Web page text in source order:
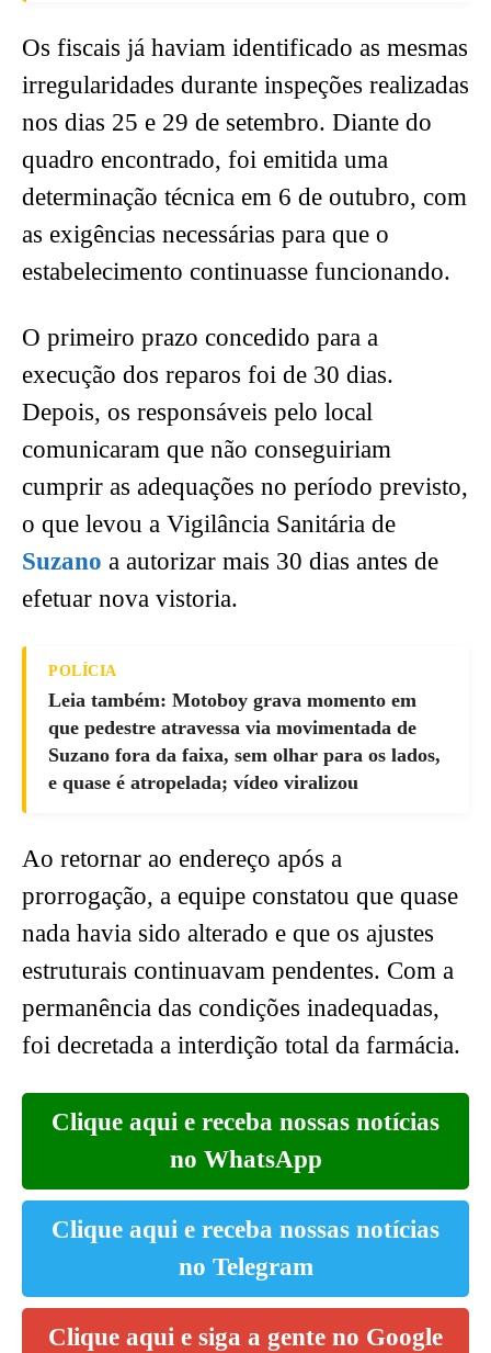
Os fiscais já haviam identificado as mesmas
irregularidades durante inspeções realizadas
nos dias 25 e 29 de setembro. Diante do
quadro encontrado, foi emitida uma
determinação técnica em 6 de outubro, com
as exigências necessárias para que o
estabelecimento continuasse funcionando.
O primeiro prazo concedido para a
execução dos reparos foi de 30 dias.
Depois, os responsáveis pelo local
comunicaram que não conseguiriam
cumprir as adequações no período previsto,
o que levou a Vigilância Sanitária de
Suzano a autorizar mais 30 dias antes de
efetuar nova vistoria.
POLÍCIA
Leia também: Motoboy grava momento em
que pedestre atravessa via movimentada de
Suzano fora da faixa, sem olhar para os lados,
e quase é atropelada; vídeo viralizou
Ao retornar ao endereço após a
prorrogação, a equipe constatou que quase
nada havia sido alterado e que os ajustes
estruturais continuavam pendentes. Com a
permanência das condições inadequadas,
foi decretada a interdição total da farmácia.
Clique aqui e receba nossas notícias
no WhatsApp
Clique aqui e receba nossas notícias
no Telegram
Clique aqui e siga a gente no Google